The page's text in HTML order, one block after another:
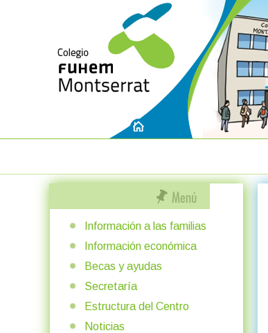
Información a las familias
Información económica
Becas y ayudas
Secretaría
Estructura del Centro
Noticias